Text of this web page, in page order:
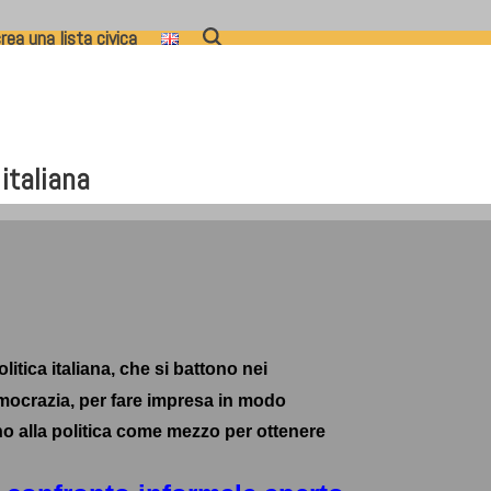
una lista civica
italiana, che si battono nei
per fare impresa in modo
alla politica come mezzo per ottenere